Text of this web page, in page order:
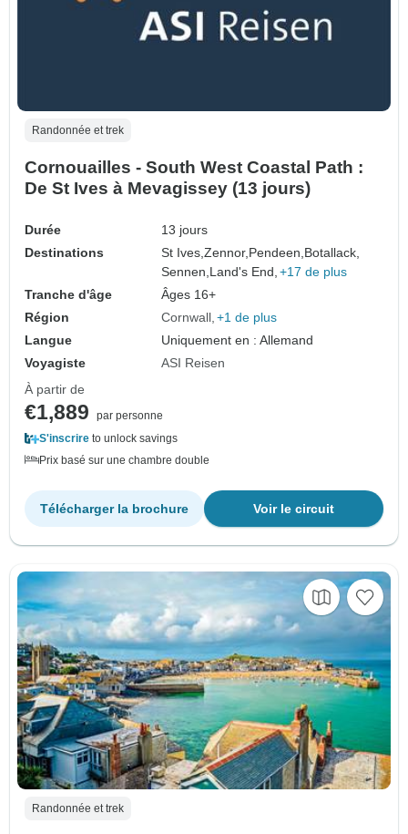
Randonnée et trek
Cornouailles - South West Coastal Path :
De St Ives à Mevagissey (13 jours)
Durée
13 jours
Destinations
St Ives,Zennor, Pendeen, Botallack,
Sennen, Land's End, +17 de plus
Tranche d'âge
Âges 16+
Région
Cornwall +1 de plus
Langue
Uniquement en : Allemand
Voyagiste
ASI Reisen
À partir de
€1,889
par personne
S'inscrire to unlock savings
Prix basé sur une chambre double
Voir le circuit
Télécharger la brochure
Randonnée et trek